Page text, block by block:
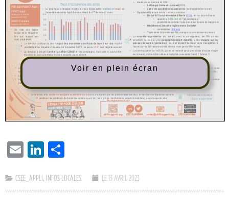
Voir en plein écran
EMAIL LINKEDIN
CSEE_APPLI INFOS LOCALES LE 13 AVRIL 2023